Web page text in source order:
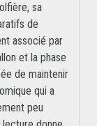
sa
de
associé par
et la phase
de maintenir
qui a
peu